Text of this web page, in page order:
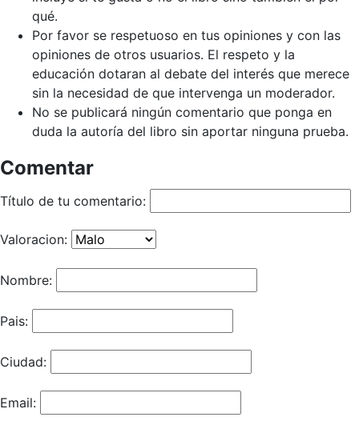
qué.
Por favor se respetuoso en tus opiniones y con las
opiniones de otros usuarios. El respeto y la
educación dotaran al debate del interés que merece
sin la necesidad de que intervenga un moderador.
No se publicará ningún comentario que ponga en
duda la autoría del libro sin aportar ninguna prueba.
Comentar
Título de tu comentario:
Valoracion:
Nombre:
Pais:
Ciudad:
Email: